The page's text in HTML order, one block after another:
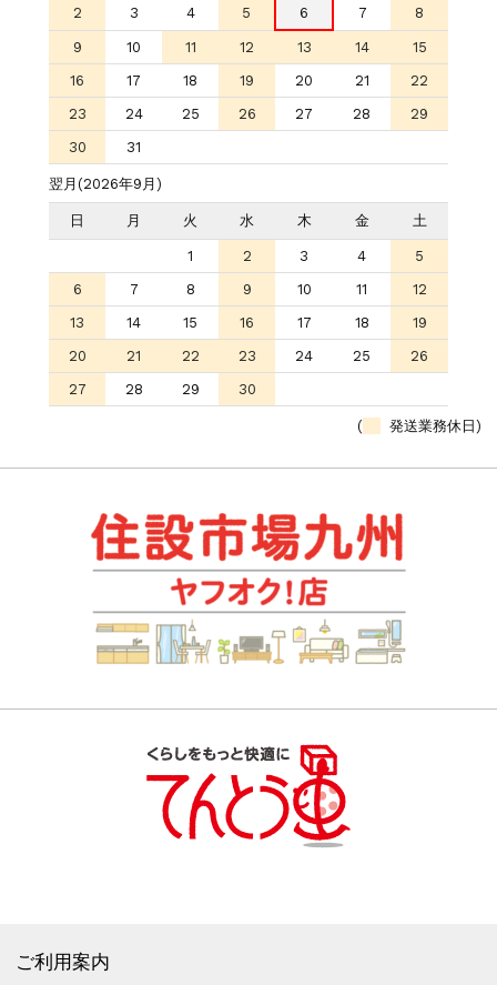
2 3 4 5 6 7 8
9 10 11 12 13 14
15
16
17 18 19 20 21
22
23
24 25 26 27 28
29
30
31
翌月(2026年9月)
日 月 火 水 木 金 土
1 2 3 4
5
6
7 8 9 10 11
12
13
14 15 16 17 18
19
20
21 22 23 24 25
26
27
28 29 30
( 発送業務休日)
ご利用案内